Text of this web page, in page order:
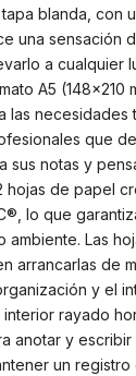
blanda, con
una sensación
a cualquier
A5 (148x210
las necesidades
que
notas y
de papel
lo que
Las
arrancarlas de
y el
interior rayado
anotar y escribir
un